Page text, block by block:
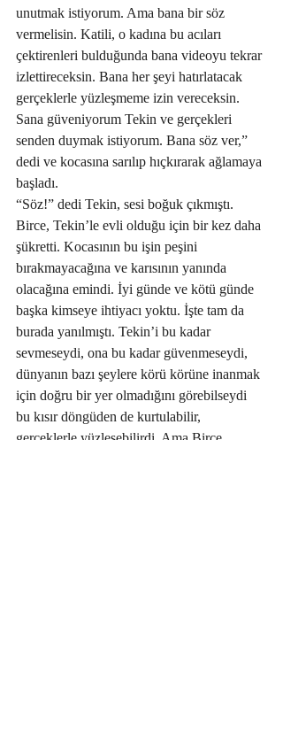
unutmak istiyorum. Ama bana bir söz
vermelisin. Katili, o kadına bu acıları
çektirenleri bulduğunda bana videoyu tekrar
izlettireceksin. Bana her şeyi hatırlatacak
gerçeklerle yüzleşmeme izin vereceksin.
Sana güveniyorum Tekin ve gerçekleri
senden duymak istiyorum. Bana söz ver,”
dedi ve kocasına sarılıp hıçkırarak ağlamaya
başladı.
“Söz!” dedi Tekin, sesi boğuk çıkmıştı.
Birce, Tekin’le evli olduğu için bir kez daha
şükretti. Kocasının bu işin peşini
bırakmayacağına ve karısının yanında
olacağına emindi. İyi günde ve kötü günde
başka kimseye ihtiyacı yoktu. İşte tam da
burada yanılmıştı. Tekin’i bu kadar
sevmeseydi, ona bu kadar güvenmeseydi,
dünyanın bazı şeylere körü körüne inanmak
için doğru bir yer olmadığını görebilseydi
bu kısır döngüden de kurtulabilir,
gerçeklerle yüzleşebilirdi. Ama Birce